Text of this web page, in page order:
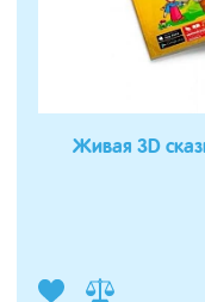
Живая 3D